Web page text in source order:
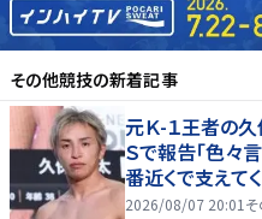
その他競技の新着記事
元Ｋ-１王者の
Ｓで報告「色々
番近くで支えて
家庭を築いてい
2026/08/07 20:01